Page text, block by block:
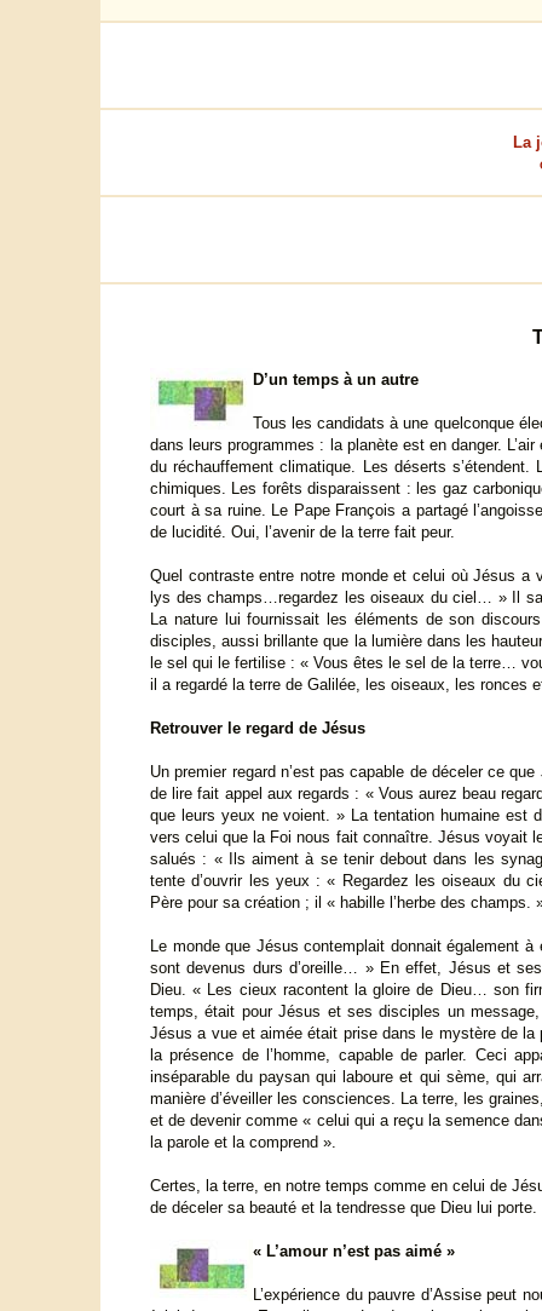
La
D’un temps à un autre
Tous les candidats à une quelconque
dans leurs programmes : la planète est en danger.
du réchauffement climatique. Les déserts
chimiques. Les forêts disparaissent : les gaz
court à sa ruine. Le Pape François a partagé
de lucidité. Oui, l’avenir de la terre fait peur.
Quel contraste entre notre monde et celui où Jésus a
lys des champs…regardez les oiseaux du ciel… » Il
La nature lui fournissait les éléments de son
disciples, aussi brillante que la lumière dans les
le sel qui le fertilise : « Vous êtes le sel de la terre…
il a regardé la terre de Galilée, les oiseaux, les ronces
Retrouver le regard de Jésus
Un premier regard n’est pas capable de déceler ce
de lire fait appel aux regards : « Vous aurez beau
que leurs yeux ne voient. » La tentation humaine est
vers celui que la Foi nous fait connaître. Jésus voyait
salués : « Ils aiment à se tenir debout dans les
tente d’ouvrir les yeux : « Regardez les oiseaux du
Père pour sa création ; il « habille l’herbe des champs.
Le monde que Jésus contemplait donnait également
sont devenus durs d’oreille… » En effet, Jésus et
Dieu. « Les cieux racontent la gloire de Dieu… son
temps, était pour Jésus et ses disciples un
Jésus a vue et aimée était prise dans le mystère de la
la présence de l’homme, capable de parler. Ceci
inséparable du paysan qui laboure et qui sème, qui
manière d’éveiller les consciences. La terre, les
et de devenir comme « celui qui a reçu la semence
la parole et la comprend ».
Certes, la terre, en notre temps comme en celui de
de déceler sa beauté et la tendresse que Dieu lui
« L’amour n’est pas aimé »
L’expérience du pauvre d’Assise peut